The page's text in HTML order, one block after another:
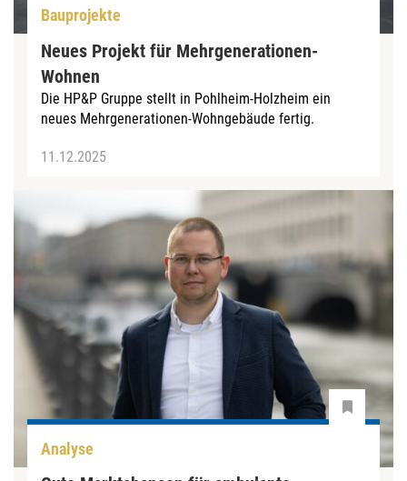
Bauprojekte
Neues Projekt für Mehrgenerationen-
Wohnen
Die HP&P Gruppe stellt in Pohlheim-Holzheim ein
neues Mehrgenerationen-Wohngebäude fertig.
11.12.2025
Analyse